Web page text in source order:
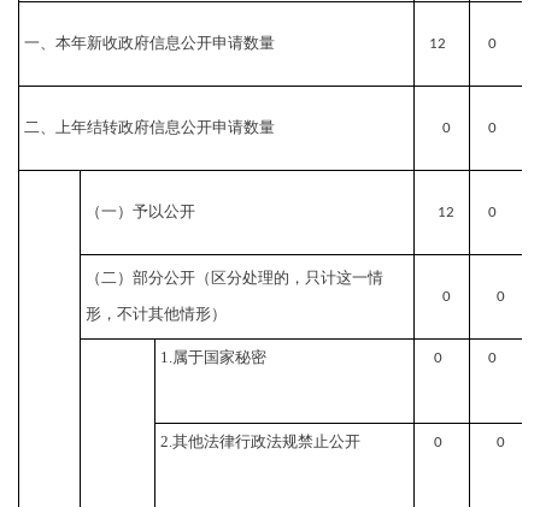
一、本年新收政府信息公开申请数量 12 0
二、上年结转政府信息公开申请数量 0 0
（一）予以公开 12 0
（二）部分公开（区分处理的，只计这一情
形，不计其他情形）
0 0
1.属于国家秘密 0 0
2.其他法律行政法规禁止公开 0 0